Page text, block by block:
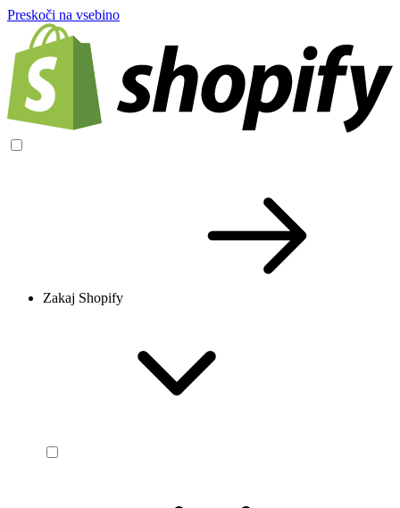
Preskoči na vsebino
Zakaj Shopify